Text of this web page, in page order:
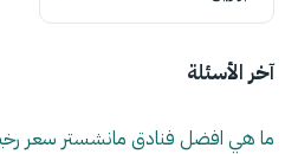
آخر الأسئلة
ما هي افضل فنادق مانشستر سعر